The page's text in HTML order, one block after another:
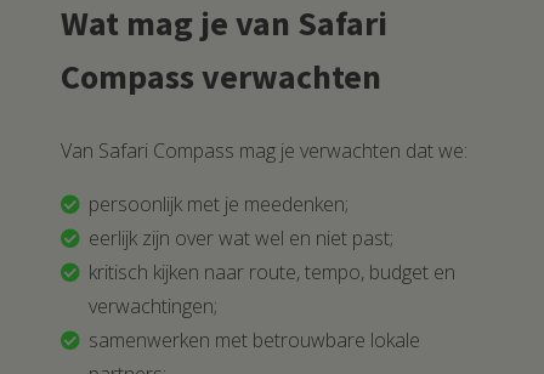
Wat mag je van Safari
Compass verwachten
Van Safari Compass mag je verwachten dat we:
persoonlijk met je meedenken;
eerlijk zijn over wat wel en niet past;
kritisch kijken naar route, tempo, budget en
verwachtingen;
samenwerken met betrouwbare lokale